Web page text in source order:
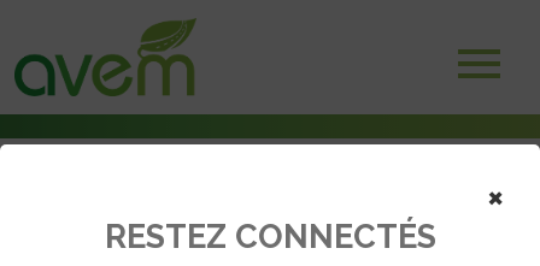
×
RESTEZ CONNECTÉS